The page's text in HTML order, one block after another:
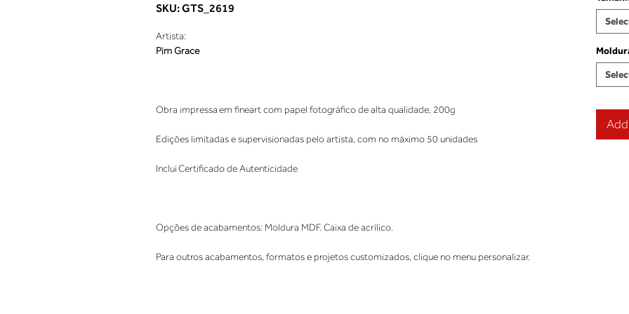
SKU: GTS_2619
Artista:
Pim Grace
Obra impressa em fineart com papel fotográfico de alta qualidade, 200g
Edições limitadas e supervisionadas pelo artista, com no máximo 50 unidades
Inclui Certificado de Autenticidade
Opções de acabamentos: Moldura MDF. Caixa de acrílico.
Para outros acabamentos, formatos e projetos customizados, clique no menu personalizar.